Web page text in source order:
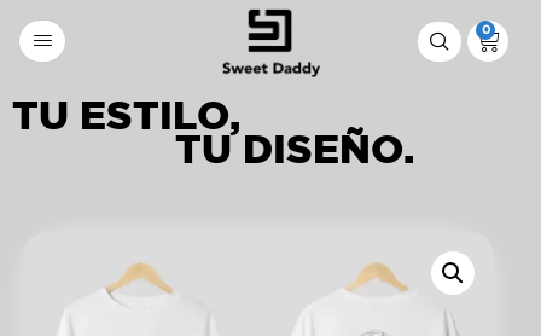
0
TU ESTILO,
TU DISEÑO.